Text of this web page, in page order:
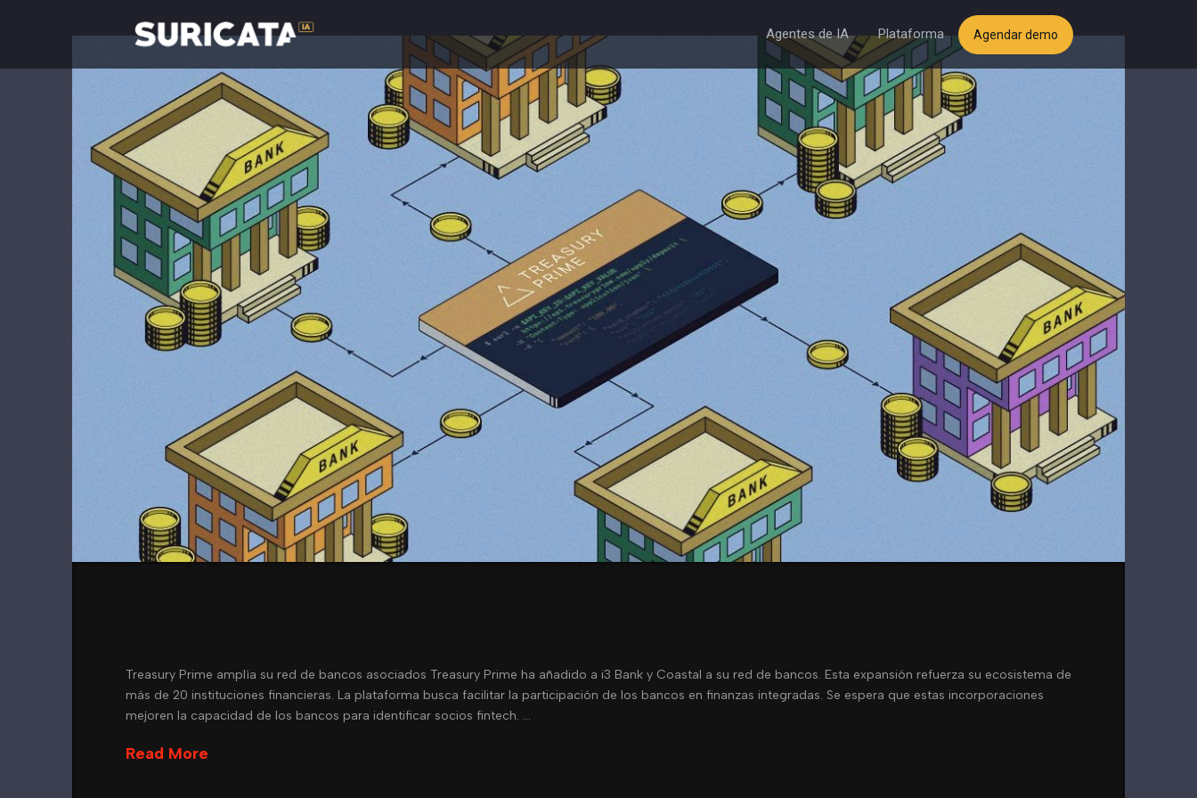
Agentes de IA Plataforma Agendar demo
Treasury Prime amplía su red de bancos asociados Treasury Prime ha añadido a i3 Bank y Coastal a su red de bancos. Esta expansión refuerza su ecosistema de
más de 20 instituciones financieras. La plataforma busca facilitar la participación de los bancos en finanzas integradas. Se espera que estas incorporaciones
mejoren la capacidad de los bancos para identificar socios fintech. …
Read More